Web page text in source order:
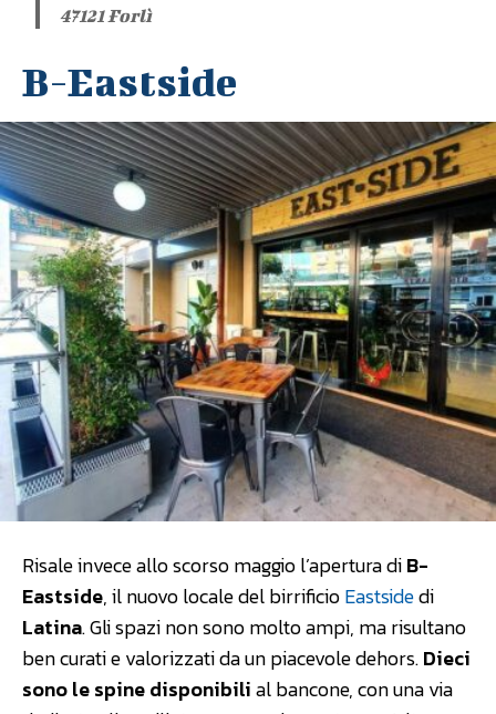
47121 Forlì
B-Eastside
Risale invece allo scorso maggio l’apertura diB-
Eastside, il nuovo locale del birrificioEastsidedi
Latina. Gli spazi non sono molto ampi, ma risultano
ben curati e valorizzati da un piacevole dehors.Dieci
sono le spine disponibilial bancone, con una via